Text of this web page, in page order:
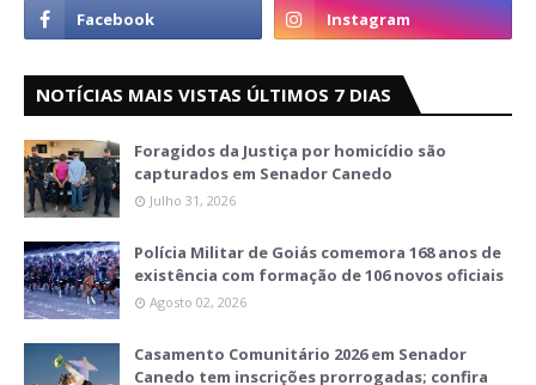
NOTÍCIAS MAIS VISTAS ÚLTIMOS 7 DIAS
Foragidos da Justiça por homicídio são
capturados em Senador Canedo
Julho 31, 2026
Polícia Militar de Goiás comemora 168 anos de
existência com formação de 106 novos oficiais
Agosto 02, 2026
Casamento Comunitário 2026 em Senador
Canedo tem inscrições prorrogadas; confira